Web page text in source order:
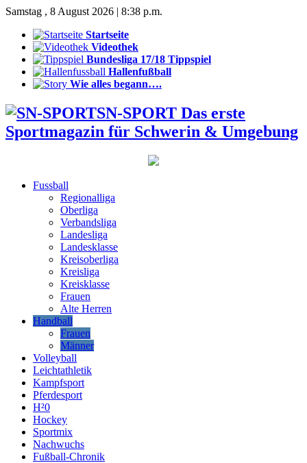
Samstag , 8 August 2026 | 8:38 p.m.
Startseite
Videothek
Bundesliga 17/18 Tippspiel
Hallenfußball
Wie alles begann….
SN-SPORT Das erste
Sportmagazin für Schwerin & Umgebung
Fussball
Regionalliga
Oberliga
Verbandsliga
Landesliga
Landesklasse
Kreisoberliga
Kreisliga
Kreisklasse
Frauen
Alte Herren
Handball
Frauen
Männer
Volleyball
Leichtathletik
Kampfsport
Pferdesport
H²0
Hockey
Sportmix
Nachwuchs
Fußball-Chronik